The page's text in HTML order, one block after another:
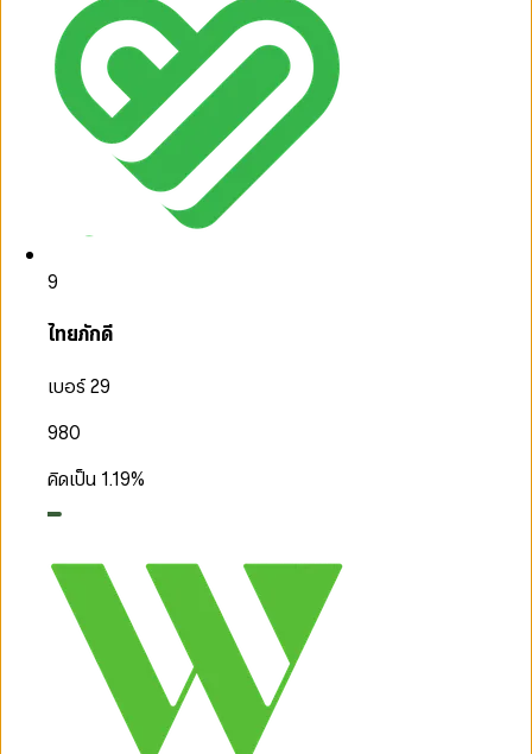
9
ไทยภักดี
เบอร์ 29
980
คิดเป็น 1.19%